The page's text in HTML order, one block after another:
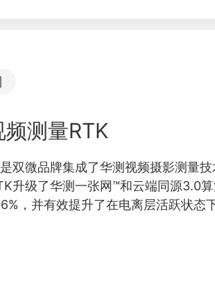
测量RTK
双微品牌集成了华测视频摄影测量
升级了华测一张网™和云端同源3.0
，并有效提升了在电离层活跃状态
见即所测，走着就能测。同时支持AR